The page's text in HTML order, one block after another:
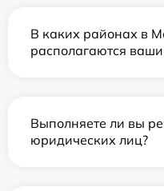
В каких районах в
располагаются
Выполняете ли вы
юридических лиц?